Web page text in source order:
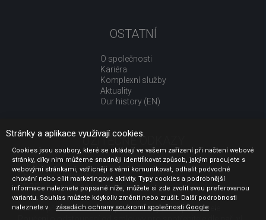
OSTATNÍ
O společnosti
Kariéra
Komplexní služby
Aktuality
Our history (EN)
UŽITEČNÉ ODKAZY
Jak nakupovat
Obchodní podmínky
GDPR - ochrana osobních údajů
Profil zadavatele
Sdělení před uzavřením kupní smlouvy pro spotřebitele
Stránky a aplikace využívají cookies.
Cookies jsou soubory, které se ukládají ve vašem zařízení při načtení webové
stránky, díky nim můžeme snadněji identifikovat způsob, jakým pracujete s
webovými stránkami, vstřícněji s vámi komunikovat, odhalit podvodné
chování nebo cílit marketingové aktivity. Typy cookies a podrobnější
informace naleznete popsané níže, můžete si zde zvolit svou preferovanou
variantu. Souhlas můžete kdykoliv změnit nebo zrušit. Další podrobnosti
naleznete v
zásadách ochrany soukromí společnosti Google .